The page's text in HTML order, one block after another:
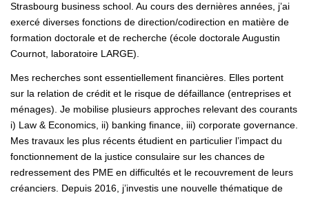
Strasbourg business school. Au cours des dernières années, j’ai
exercé diverses fonctions de direction/codirection en matière de
formation doctorale et de recherche (école doctorale Augustin
Cournot, laboratoire LARGE).
Mes recherches sont essentiellement financières. Elles portent
sur la relation de crédit et le risque de défaillance (entreprises et
ménages). Je mobilise plusieurs approches relevant des courants
i) Law & Economics, ii) banking finance, iii) corporate governance.
Mes travaux les plus récents étudient en particulier l’impact du
fonctionnement de la justice consulaire sur les chances de
redressement des PME en difficultés et le recouvrement de leurs
créanciers. Depuis 2016, j’investis une nouvelle thématique de